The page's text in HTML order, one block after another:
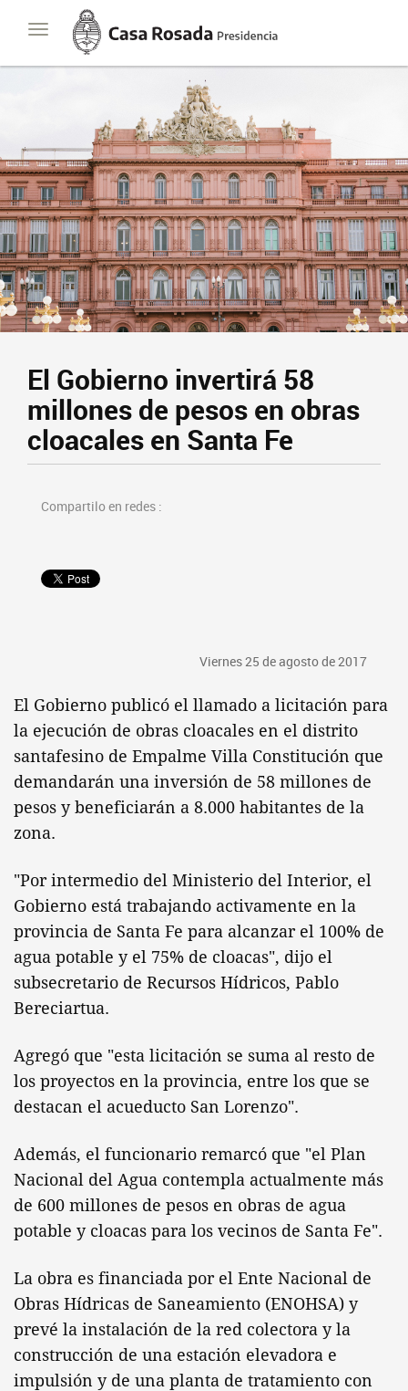
Toggle
navigation
Casa
Rosada
Presidencia
de
El Gobierno invertirá 58
millones de pesos en obras
cloacales en Santa Fe
Compartilo en redes :
Viernes 25 de agosto de 2017
El Gobierno publicó el llamado a licitación para
la ejecución de obras cloacales en el distrito
santafesino de Empalme Villa Constitución que
demandarán una inversión de 58 millones de
pesos y beneficiarán a 8.000 habitantes de la
zona.
"Por intermedio del Ministerio del Interior, el
Gobierno está trabajando activamente en la
provincia de Santa Fe para alcanzar el 100% de
agua potable y el 75% de cloacas", dijo el
subsecretario de Recursos Hídricos, Pablo
Bereciartua.
Agregó que "esta licitación se suma al resto de
los proyectos en la provincia, entre los que se
destacan el acueducto San Lorenzo".
Además, el funcionario remarcó que "el Plan
Nacional del Agua contempla actualmente más
de 600 millones de pesos en obras de agua
potable y cloacas para los vecinos de Santa Fe".
La obra es financiada por el Ente Nacional de
Obras Hídricas de Saneamiento (ENOHSA) y
prevé la instalación de la red colectora y la
construcción de una estación elevadora e
impulsión y de una planta de tratamiento con